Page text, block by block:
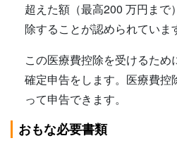
超えた額（最高200 万円まで
除することが認められていま
この医療費控除を受けるため
確定申告をします。医療費控
って申告できます。
おもな必要書類